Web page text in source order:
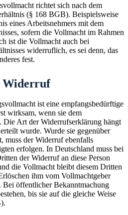
richtet sich nach dem
(§ 168 BGB). Beispielsweise
eines Arbeitsnehmers mit dem
sofern die Vollmacht im Rahmen
ist die Vollmacht auch bei
widerruflich, es sei denn, das
fest.
Widerruf
ist eine empfangsbedürftige
wirksam, wenn sie dem
Die Art der Widerrufserklärung hängt
wurde. Wurde sie gegenüber
muss der Widerruf ebenfalls
erfolgen. In Deutschland muss bei
der Widerruf an diese Person
die Vollmacht bleibt diesem Dritten
ihm vom Vollmachtgeber
öffentlicher Bekanntmachung
bis sie auf die gleiche Weise